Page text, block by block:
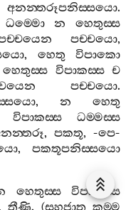
අනන‍්තරූපනිස‍්සයො.
ධම‍්මො න
හෙතුස‍්ස
පච‍්චයො,
, හෙතු
විපාකො
හෙතුස‍්ස විපාකස‍්ස ච
පච‍්චයො.
, න
හෙතු
විපාකස‍්ස
ධම‍්මස‍්ස
,පකතූ, -පෙ-
, පකතූපනිස‍්සයො
හෙතුස‍්ස
විපාකස‍්ස